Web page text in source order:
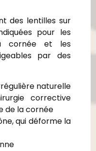
des lentilles sur
pour les
cornée et les
par des
naturelle
corrective
de la cornée
qui déforme la